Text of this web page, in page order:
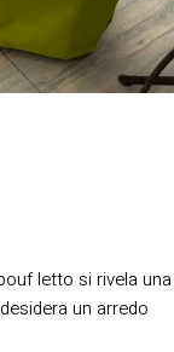
letto si rivela una
un arredo